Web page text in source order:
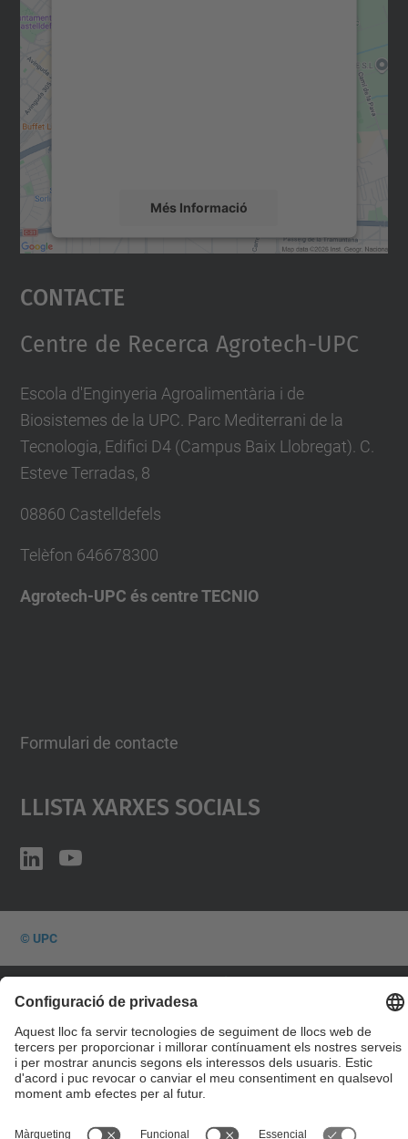
Més Informació
Accepta
powered by
Contacte
Centre de Recerca Agrotech-UPC
Escola d'Enginyeria Agroalimentària i de
Biosistemes de la UPC. Parc Mediterrani de la
Tecnologia, Edifici D4 (Campus Baix Llobregat). C.
Esteve Terradas, 8
08860 Castelldefels
Telèfon 646678300
Agrotech-UPC és centre TECNIO
Formulari de contacte
Llista Xarxes Socials
© UPC
Desenvolupat amb
Mapa del lloc
Accessibilitat
Avís legal
Configuració de privadesa